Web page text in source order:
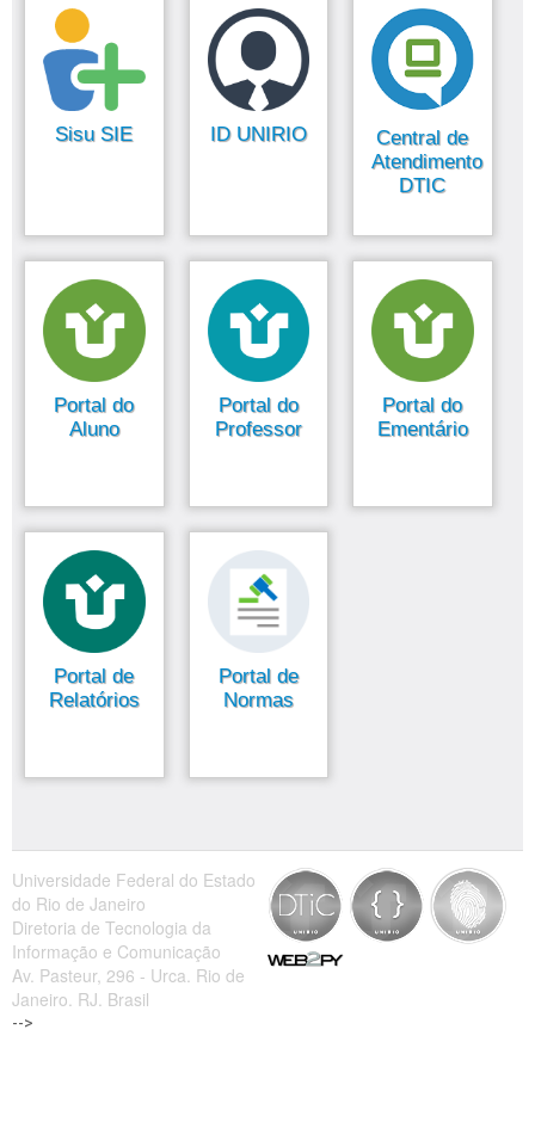
Sisu SIE ID UNIRIO
Central de
Atendimento
DTIC
Portal do
Aluno
Portal do
Professor
Portal do
Ementário
Portal de
Relatórios
Portal de
Normas
Universidade Federal do Estado
do Rio de Janeiro
Diretoria de Tecnologia da
Informação e Comunicação
Av. Pasteur, 296 - Urca. Rio de
Janeiro. RJ. Brasil
-->